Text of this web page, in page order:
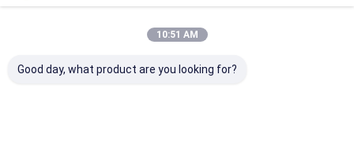
10:51 AM
Good day, what product are you looking for?